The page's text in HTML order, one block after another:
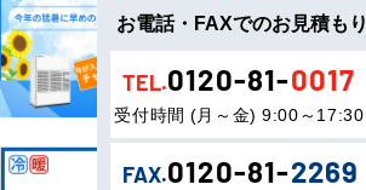
お電話・FAXでのお見積もり
TEL.0120-81-0017
受付時間 (月～金) 9:00～17:30
FAX.0120-81-2269